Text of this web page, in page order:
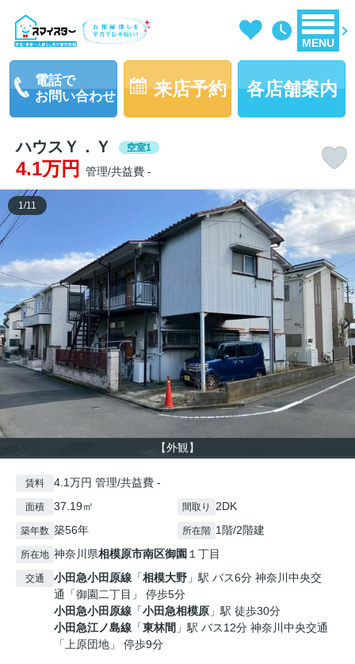
MENU
電話で
お問い合わせ
来店予約 各店舗案内
ハウスＹ．Ｙ 空室1
4.1万円 管理/共益費 -
【外観】
1/11
賃料 4.1万円 管理/共益費 -
面積 37.19㎡ 間取り 2DK
築年数 築56年 所在階 1階/2階建
所在地 神奈川県相模原市南区御園 １丁目
交通 小田急小田原線 「相模大野 」駅 バス6分 神奈川中央交
通「御園二丁目」 停歩5分
小田急小田原線 「小田急相模原 」駅 徒歩30分
小田急江ノ島線 「東林間 」駅 バス12分 神奈川中央交通
「上原団地」 停歩9分